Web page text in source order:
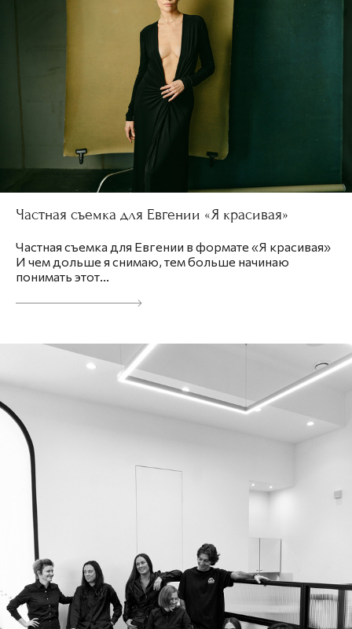
Частная съемка для Евгении «Я красивая»
Частная съемка для Евгении в формате «Я красивая»
И чем дольше я снимаю, тем больше начинаю
понимать этот...